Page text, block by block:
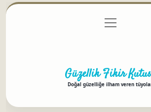
Gizlilik Politikası
menüyü
aç
Güzellik Fikir
Doğal güzelliğe ilham veren